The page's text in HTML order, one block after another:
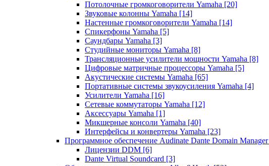
Потолочные громкоговорители Yamaha [20]
Звуковые колонны Yamaha [14]
Настенные громкоговорители Yamaha [14]
Спикерфоны Yamaha [5]
Саундбары Yamaha [3]
Студийные мониторы Yamaha [8]
Трансляционные усилители мощности Yamaha [8]
Цифровые матричные процессоры Yamaha [5]
Акустические системы Yamaha [65]
Портативные системы звукоусиления Yamaha [4]
Усилители Yamaha [16]
Сетевые коммутаторы Yamaha [12]
Аксессуары Yamaha [1]
Микшерные консоли Yamaha [40]
Интерфейсы и конвертеры Yamaha [23]
Программное обеспечение Audinate Dante Domain Manager
Лицензии DDM [6]
Dante Virtual Soundcard [3]